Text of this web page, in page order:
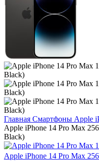
Главная Смартфоны Apple
Apple iPhone 14 Pro Max
Black)
Apple iPhone 14 Pro Max